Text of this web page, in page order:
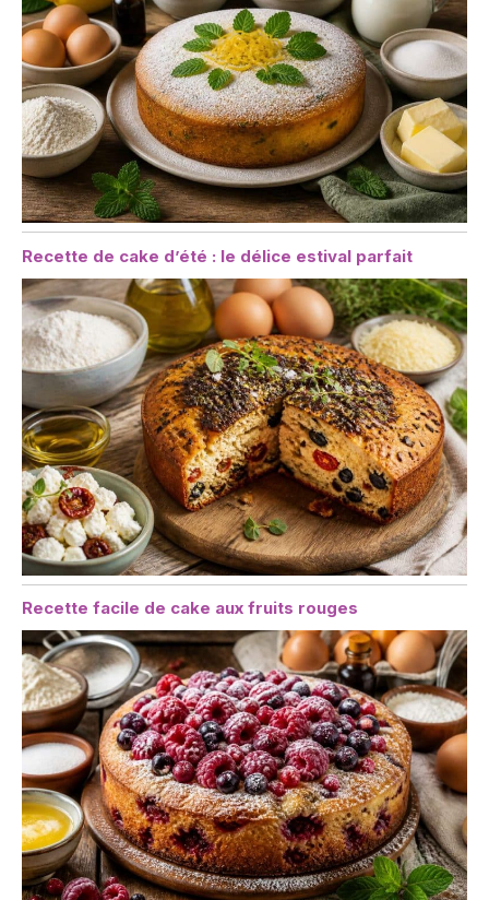
Recette de cake d’été : le délice estival parfait
Recette facile de cake aux fruits rouges